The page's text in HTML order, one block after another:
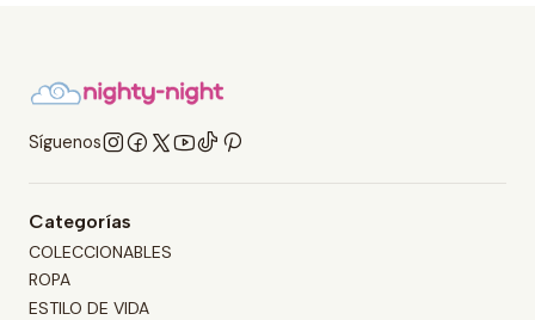
Síguenos
Categorías
COLECCIONABLES
ROPA
ESTILO DE VIDA